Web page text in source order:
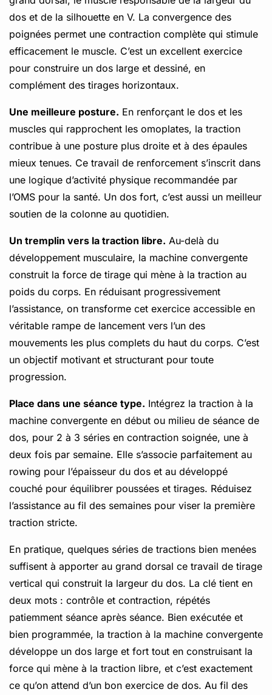
dos et de la silhouette en V. La convergence des
poignées permet une contraction complète qui stimule
efficacement le muscle. C’est un excellent exercice
pour construire un dos large et dessiné, en
complément des tirages horizontaux.
Une meilleure posture. En renforçant le dos et les
muscles qui rapprochent les omoplates, la traction
contribue à une posture plus droite et à des épaules
mieux tenues. Ce travail de renforcement s’inscrit dans
une logique d’activité physique recommandée par
l’OMS pour la santé. Un dos fort, c’est aussi un meilleur
soutien de la colonne au quotidien.
Un tremplin vers la traction libre. Au-delà du
développement musculaire, la machine convergente
construit la force de tirage qui mène à la traction au
poids du corps. En réduisant progressivement
l’assistance, on transforme cet exercice accessible en
véritable rampe de lancement vers l’un des
mouvements les plus complets du haut du corps. C’est
un objectif motivant et structurant pour toute
progression.
Place dans une séance type. Intégrez la traction à la
machine convergente en début ou milieu de séance de
dos, pour 2 à 3 séries en contraction soignée, une à
deux fois par semaine. Elle s’associe parfaitement au
rowing pour l’épaisseur du dos et au développé
couché pour équilibrer poussées et tirages. Réduisez
l’assistance au fil des semaines pour viser la première
traction stricte.
En pratique, quelques séries de tractions bien menées
suffisent à apporter au grand dorsal ce travail de tirage
vertical qui construit la largeur du dos. La clé tient en
deux mots : contrôle et contraction, répétés
patiemment séance après séance. Bien exécutée et
bien programmée, la traction à la machine convergente
développe un dos large et fort tout en construisant la
force qui mène à la traction libre, et c’est exactement
ce qu’on attend d’un bon exercice de dos. Au fil des